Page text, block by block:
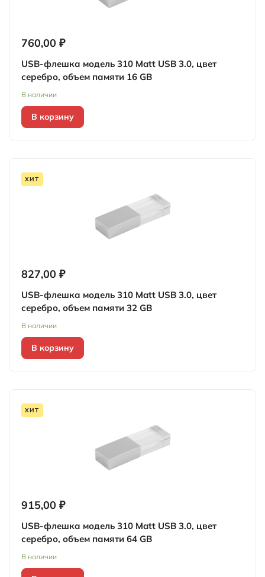
760,00 ₽
USB-флешка модель 310 Matt USB 3.0, цвет
серебро, объем памяти 16 GB
В наличии
В корзину
ХИТ
827,00 ₽
USB-флешка модель 310 Matt USB 3.0, цвет
серебро, объем памяти 32 GB
В наличии
В корзину
ХИТ
915,00 ₽
USB-флешка модель 310 Matt USB 3.0, цвет
серебро, объем памяти 64 GB
В наличии